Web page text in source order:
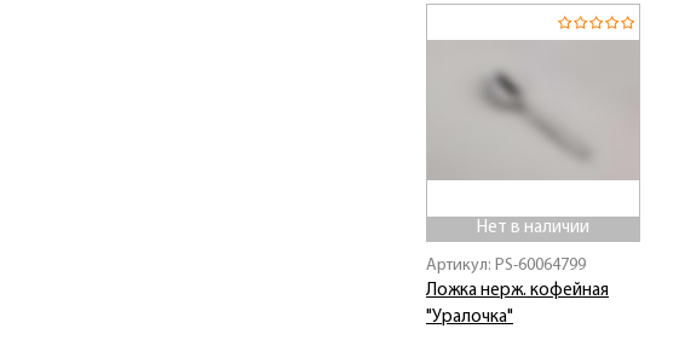
Нет в наличии
Артикул: PS-60064799
Ложка нерж. кофейная
"Уралочка"